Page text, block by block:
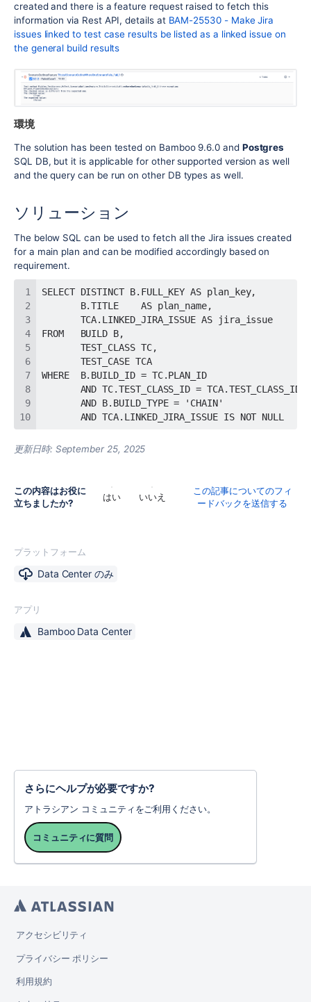
created and there is a feature request raised to fetch this
information via Rest API, details at BAM-25530 - Make Jira
issues linked to test case results be listed as a linked issue on
the general build results
環境
The solution has been tested on Bamboo 9.6.0 and Postgres
SQL DB, but it is applicable for other supported version as well
and the query can be run on other DB types as well.
ソリューション
The below SQL can be used to fetch all the Jira issues created
for a main plan and can be modified accordingly based on
requirement.
       TEST_CASE TCA
WHERE  B.BUILD_ID = TC.PLAN_ID
       AND TCA.LINKED_JIRA_ISSUE IS NOT NULL
更新日時: September 25, 2025
この内容はお役に
立ちましたか?
はい いいえ
この記事についてのフィ
ードバックを送信する
プラットフォーム
Data Center のみ
アプリ
Bamboo Data Center
さらにヘルプが必要ですか?
アトラシアン コミュニティをご利用ください。
コミュニティに質問
アクセシビリティ
プライバシー ポリシー
利用規約